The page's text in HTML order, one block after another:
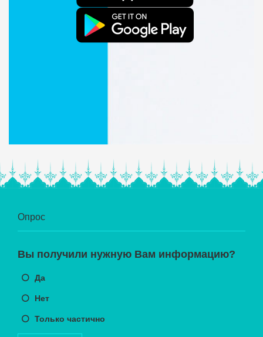
Опрос
Вы получили нужную Вам информацию?
Да
Нет
Только частично